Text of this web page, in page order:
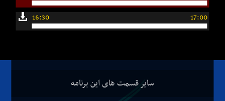
16:30
17:00
سایر قسمت های این برنامه